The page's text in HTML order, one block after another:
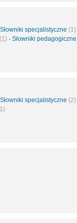
Słowniki specjalistyczne (1)
(1) · Słowniki pedagogiczne
Słowniki specjalistyczne (2)